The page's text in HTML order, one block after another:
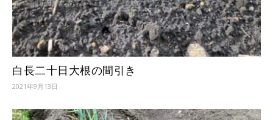
白長二十日大根の間引き
2021年9月13日